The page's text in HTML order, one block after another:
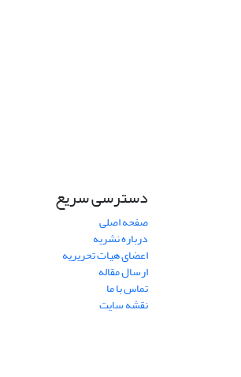
دسترسی سریع
صفحه اصلی
درباره نشریه
اعضای هیات تحریریه
ارسال مقاله
تماس با ما
نقشه سایت